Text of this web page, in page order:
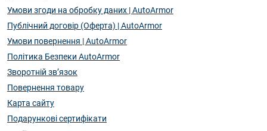
Умови згоди на обробку даних | AutoArmor
Публічний договір (Оферта) | AutoArmor
Умови повернення | AutoArmor
Політика Безпеки AutoArmor
Зворотній зв’язок
Повернення товару
Карта сайту
Подарункові сертифікати